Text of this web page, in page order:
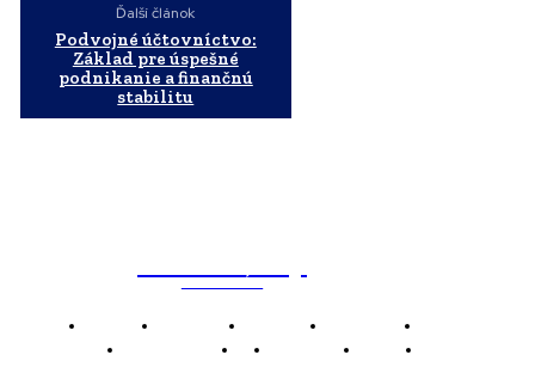
Ďalší článok
Podvojné účtovníctvo:
Základ pre úspešné
podnikanie a finančnú
stabilitu